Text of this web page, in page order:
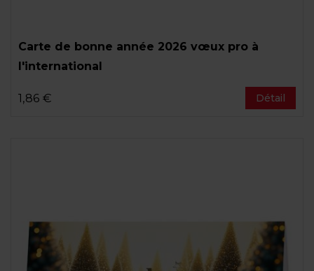
Carte de bonne année 2026 vœux pro à
l'international
1,86 € Détail